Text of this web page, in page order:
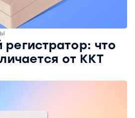
что
от ККТ